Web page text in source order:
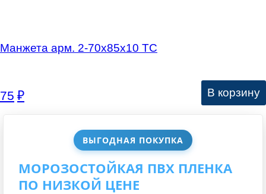
ВЫГОДНАЯ ПОКУПКА
МОРОЗОСТОЙКАЯ ПВХ ПЛЕНКА
ПО НИЗКОЙ ЦЕНЕ
Манжета арм. 2-70х85х10 ТС
75 ₽ В корзину